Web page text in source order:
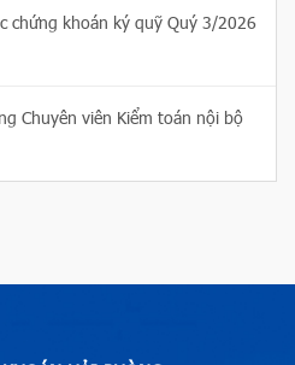
chứng khoán ký quỹ Quý 3/2026
Chuyên viên Kiểm toán nội bộ